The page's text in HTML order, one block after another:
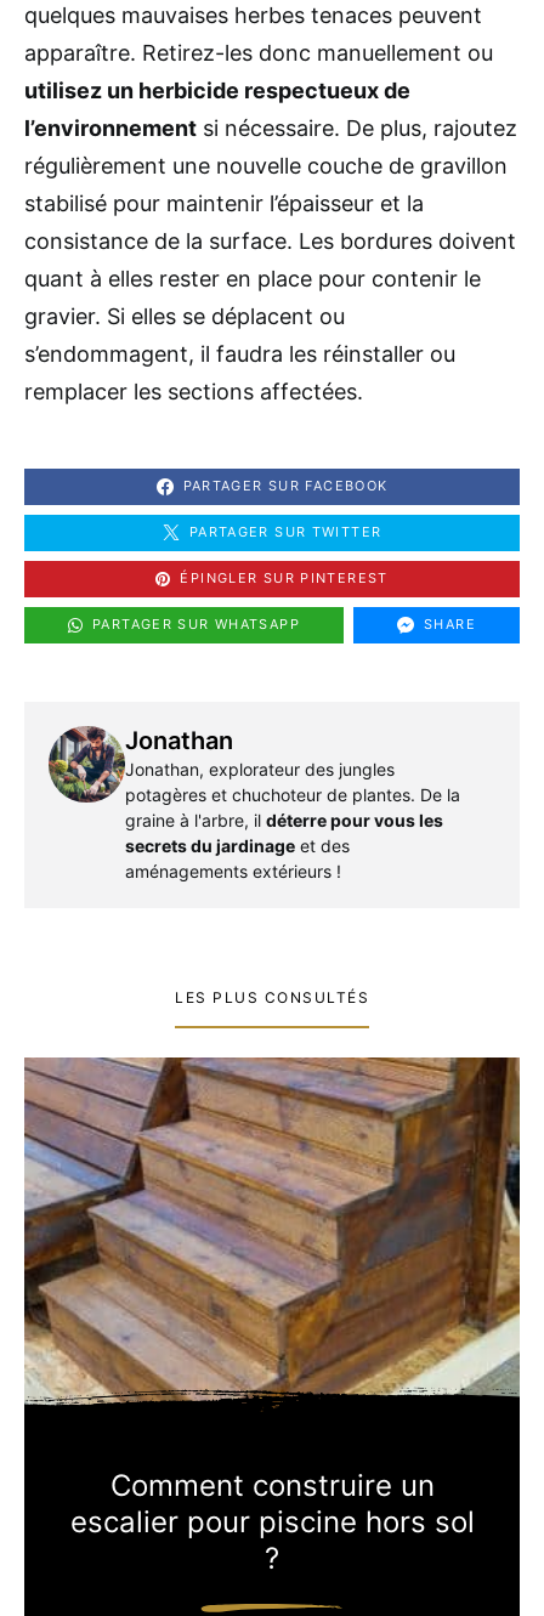
quelques mauvaises herbes tenaces peuvent
apparaître. Retirez-les donc manuellement ou
utilisez un herbicide respectueux de
l’environnement si nécessaire. De plus, rajoutez
régulièrement une nouvelle couche de gravillon
stabilisé pour maintenir l’épaisseur et la
consistance de la surface. Les bordures doivent
quant à elles rester en place pour contenir le
gravier. Si elles se déplacent ou
s’endommagent, il faudra les réinstaller ou
remplacer les sections affectées.
PARTAGER SUR FACEBOOK
PARTAGER SUR TWITTER
ÉPINGLER SUR PINTEREST
PARTAGER SUR WHATSAPP SHARE
Jonathan
Jonathan, explorateur des jungles
potagères et chuchoteur de plantes. De la
graine à l'arbre, il déterre pour vous les
secrets du jardinageet des
aménagements extérieurs !
LES PLUS CONSULTÉS
Comment construire un
escalier pour piscine hors sol
?